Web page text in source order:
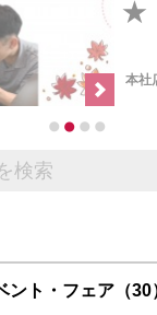
ント・フェア（30